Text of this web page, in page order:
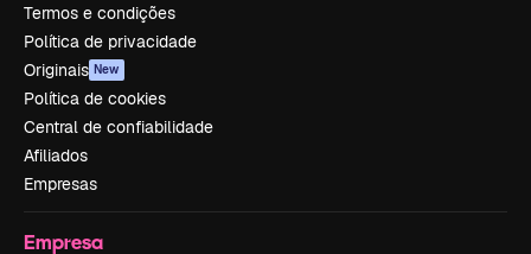
Termos e condições
Política de privacidade
Originais New
Política de cookies
Central de confiabilidade
Afiliados
Empresas
Empresa